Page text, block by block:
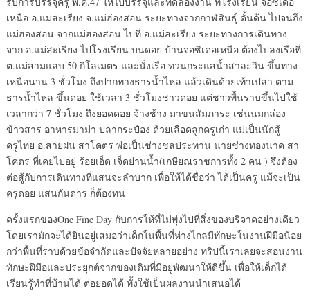
เหนือ อ.แม่สะเรียง จ.แม่ฮ่องสอน ระยะทางจากกาฬสินธุ์ ดั้นด้น ไปจนถึง
แม่ฮ่องสอน จากแม่ฮ่องสอน ไปที่ อ.แม่สะเรียง ระยะทางการเดินทาง
จาก อ.แม่สะเรียง ไปโรงเรียน บนดอย บ้านจอซิเดอเหนือ ต้องไปลงเรือที่
ต.แม่สามแลบ 50 กิโลเมตร และนั่งเรือ ทวนกระแสน้ำสาละวิน ขึ้นทาง
เหนือนาน 3 ชั่วโมง ถึงปากทางธารน้ำไหล แล้วเดินด้วยเท้าเปล่า ตาม
ธารน้ำไหล ขึ้นดอย ใช้เวลา 3 ชั่วโมงชาวดอย แต่ชาวพื้นราบขึ้นไปใช้
เวลากว่า 7 ชั่วโมง ถึงยอดดอย จ้างช้าง มาขนสัมภาระ เช่นนมกล่อง
ข้าวสาร อาหารมาม่า ปลากระป๋อง ด้วยเลือดลูกครูเก่า แม่เป็นนักสู้
ครูไทย อ.สายฝน สาโคตร พ่อเป็นช่างชลประทาน นายช่างทองนาค สา
โคตร ที่เคยไปอยู่ ร้อยเอ็ด เจ็ดย่านน้ำ(เกษียณราชการทั้ง 2 คน ) จึงต้อง
ต่อสู้กับการเดินทางที่แสนจะลำบาก เพื่อให้ได้ชื่อว่า ได้เป็นครู แม้จะเป็น
ครูดอย แสนกันดาร ก็ต้องทน
ครั้งแรกของOne Fine Day กับการให้ที่ไม่พุ่งไปที่สิ่งของบริจาคอย่างเดียว
โดยเรามักจะได้ยินอยู่เสมอว่าเด็กในพื้นที่ห่างไกลมีทักษะในงานฝีมือน้อย
กว่าพื้นที่ราบด้วยข้อจำกัดและปัจจัยหลายอย่าง ทริปนี้เราเลยจะสอนงาน
ทักษะฝีมือและประยุกต์จากของเดิมที่มีอยู่พัฒนาให้ดีขึ้น เพื่อให้เด็กได้
เรียนรู้ทำที่บ้านได้ ต่อยอดได้ ทั้งใช้เป็นผลงานนำเสนอได้